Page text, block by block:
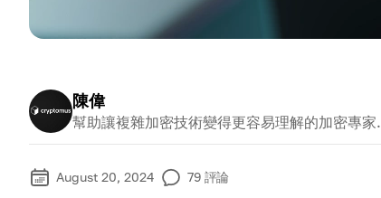
陳偉
幫助讓複雜加密技術變得更容易理解的加密專家.
August 20, 2024 79 評論